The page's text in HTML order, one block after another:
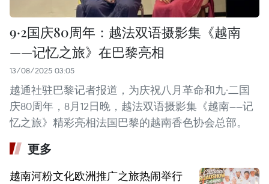
9·2国庆80周年：越法双语摄影集《越南
——记忆之旅》在巴黎亮相
13/08/2025 03:05
越通社驻巴黎记者报道，为庆祝八月革命和九·二国
庆80周年，8月12日晚，越法双语摄影集《越南——记
忆之旅》精彩亮相法国巴黎的越南香色协会总部。
更多
越南河粉文化欧洲推广之旅热闹举行